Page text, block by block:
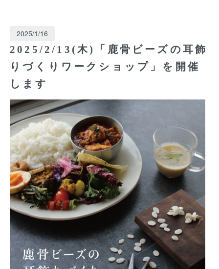
2025/1/16
2025/2/13(木)「鹿骨ビーズの耳飾
りづくりワークショップ」を開催
します